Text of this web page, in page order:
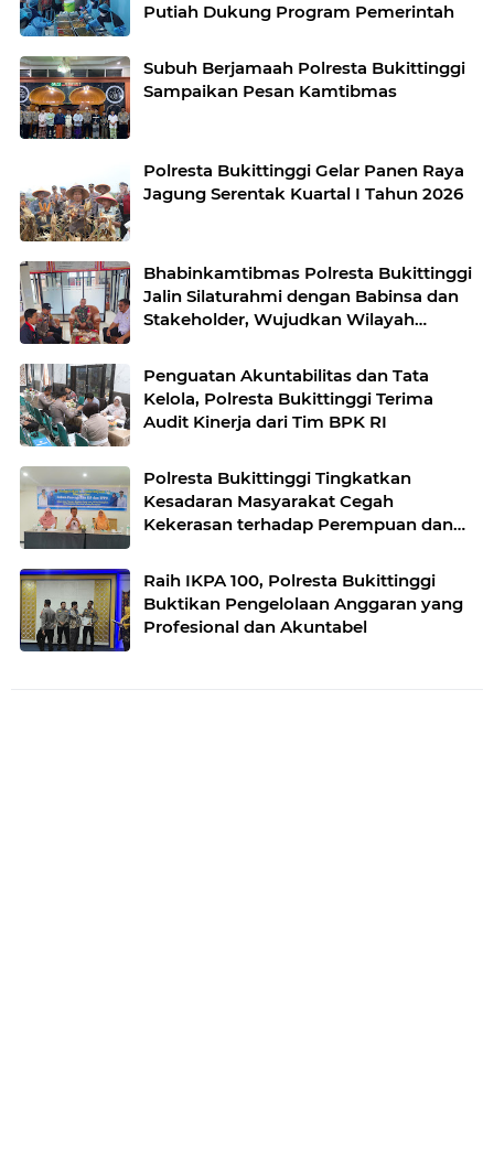
Putiah Dukung Program Pemerintah
Subuh Berjamaah Polresta Bukittinggi
Sampaikan Pesan Kamtibmas
Polresta Bukittinggi Gelar Panen Raya
Jagung Serentak Kuartal I Tahun 2026
Bhabinkamtibmas Polresta Bukittinggi
Jalin Silaturahmi dengan Babinsa dan
Stakeholder, Wujudkan Wilayah
Penguatan Akuntabilitas dan Tata
Kelola, Polresta Bukittinggi Terima
Audit Kinerja dari Tim BPK RI
Polresta Bukittinggi Tingkatkan
Kesadaran Masyarakat Cegah
Kekerasan terhadap Perempuan dan
Raih IKPA 100, Polresta Bukittinggi
Buktikan Pengelolaan Anggaran yang
Profesional dan Akuntabel